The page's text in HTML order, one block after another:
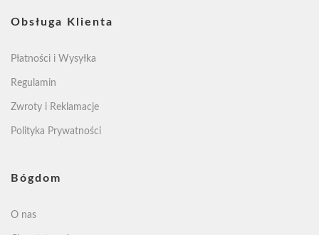
Obsługa Klienta
Płatności i Wysyłka
Regulamin
Zwroty i Reklamacje
Polityka Prywatności
Bógdom
O nas